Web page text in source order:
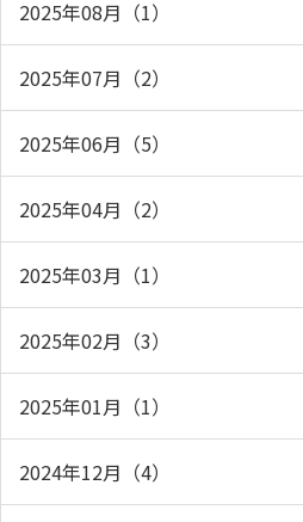
2025年08月（1）
2025年07月（2）
2025年06月（5）
2025年04月（2）
2025年03月（1）
2025年02月（3）
2025年01月（1）
2024年12月（4）